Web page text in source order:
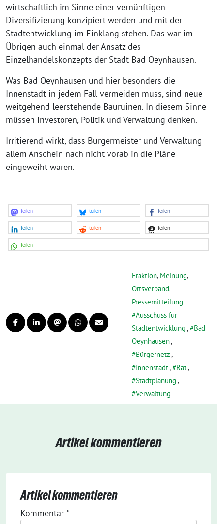
wirtschaftlich im Sinne einer vernünftigen
Diversifizierung konzipiert werden und mit der
Stadtentwicklung im Einklang stehen. Das war im
Übrigen auch einmal der Ansatz des
Einzelhandelskonzepts der Stadt Bad Oeynhausen.
Was Bad Oeynhausen und hier besonders die
Innenstadt in jedem Fall vermeiden muss, sind neue
weitgehend leerstehende Bauruinen. In diesem Sinne
müssen Investoren, Politik und Verwaltung denken.
Irritierend wirkt, dass Bürgermeister und Verwaltung
allem Anschein nach nicht vorab in die Pläne
eingeweiht waren.
teilen teilen teilen
teilen teilen teilen
teilen
Fraktion, Meinung,
Ortsverband,
Pressemitteilung
Ausschuss für
Stadtentwicklung ,
Bad
Oeynhausen,
Bürgernetz ,
Innenstadt, Rat,
Stadtplanung ,
Verwaltung
Artikel kommentieren
Artikel kommentieren
Kommentar *